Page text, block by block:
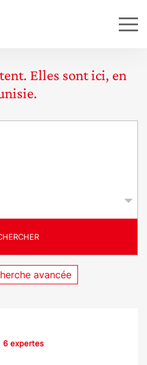
Elles sont ici, en
avancée
6 expertes